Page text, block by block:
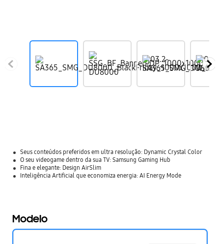
Seus conteúdos preferidos em ultra resolução: Dynamic Crystal Color
O seu videogame dentro da sua TV: Samsung Gaming Hub
Fina e elegante: Design AirSlim
Inteligência Artificial que economiza energia: AI Energy Mode
Modelo